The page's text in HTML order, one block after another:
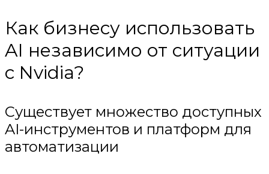
Как бизнесу использовать
AI независимо от ситуации
с Nvidia?
Существует множество доступных
AI-инструментов и платформ для
автоматизации